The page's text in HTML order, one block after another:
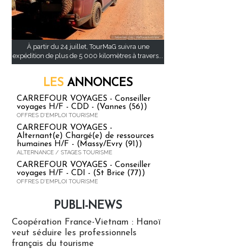
À partir du 24 juillet, TourMaG suivra une
expédition de plus de 5 000 kilomètres à travers...
LES ANNONCES
CARREFOUR VOYAGES - Conseiller
voyages H/F - CDD - (Vannes (56))
OFFRES D'EMPLOI TOURISME
CARREFOUR VOYAGES -
Alternant(e) Chargé(e) de ressources
humaines H/F - (Massy/Evry (91))
ALTERNANCE / STAGES TOURISME
CARREFOUR VOYAGES - Conseiller
voyages H/F - CDI - (St Brice (77))
OFFRES D'EMPLOI TOURISME
PUBLI-NEWS
Coopération France-Vietnam : Hanoï
veut séduire les professionnels
français du tourisme